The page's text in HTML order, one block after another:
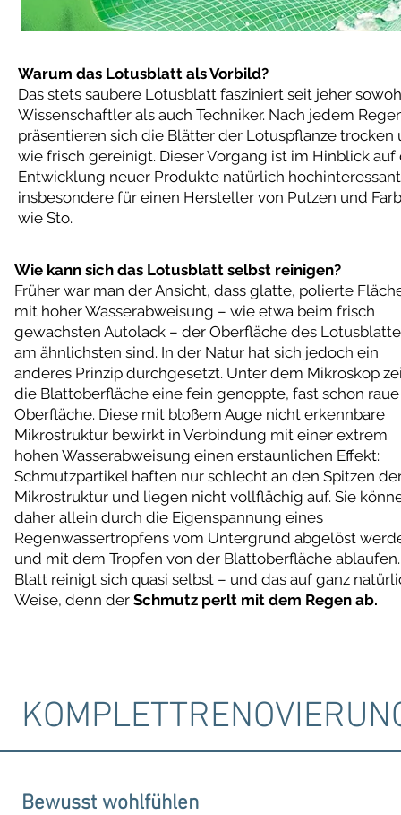
Warum das Lotusblatt als Vorbild?
Das stets saubere Lotusblatt fasziniert seit jeher
Wissenschaftler als auch Techniker. Nach jedem
präsentieren sich die Blätter der Lotuspflanze trocken
wie frisch gereinigt. Dieser Vorgang ist im Hinblick auf
Entwicklung neuer Produkte natürlich
insbesondere für einen Hersteller von Putzen und
wie Sto.
Wie kann sich das Lotusblatt selbst reinigen?
Früher war man der Ansicht, dass glatte, polierte
mit hoher Wasserabweisung – wie etwa beim frisch
gewachsten Autolack – der Oberfläche des
am ähnlichsten sind. In der Natur hat sich jedoch ein
anderes Prinzip durchgesetzt. Unter dem Mikroskop
die Blattoberfläche eine fein genoppte, fast schon raue
Oberfläche. Diese mit bloßem Auge nicht erkennbare
Mikrostruktur bewirkt in Verbindung mit einer extrem
hohen Wasserabweisung einen erstaunlichen Effekt:
Schmutzpartikel haften nur schlecht an den Spitzen
Mikrostruktur und liegen nicht vollflächig auf. Sie
daher allein durch die Eigenspannung eines
Regenwassertropfens vom Untergrund abgelöst
und mit dem Tropfen von der Blattoberfläche ablaufen.
Blatt reinigt sich quasi selbst – und das auf ganz
Weise, denn der Schmutz perlt mit dem Regen ab.
Bewusst wohlfühlen